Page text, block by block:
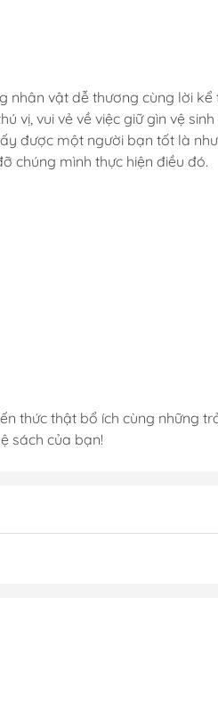
nhân vật dễ thương cùng lời kể
vị, vui vẻ về việc giữ gìn vệ
được một người bạn tốt là
chúng mình thực hiện điều đó.
thức thật bổ ích cùng những
sách của bạn!